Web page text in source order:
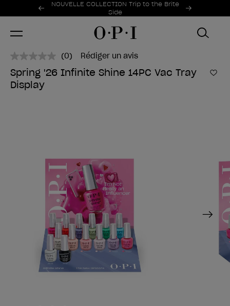
Offres promotionnelles
NOUVELLE COLLECTION Trip to the Brite
Side
Item 1 of 2
Aucune
valeur
de
(0) Rédiger un avis
Spring '26 Infinite Shine 14PC Vac Tray
Display
Next